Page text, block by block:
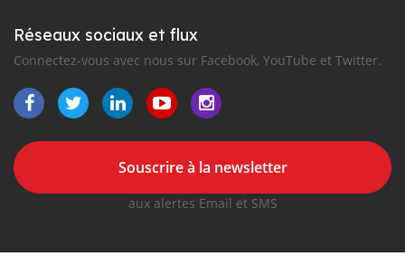
Réseaux sociaux et flux
Connectez-vous avec nous sur Facebook, YouTube et Twitter.
Souscrire à la newsletter
aux alertes Email et SMS